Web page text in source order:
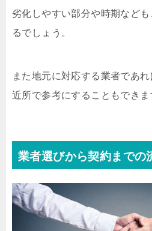
劣化しやすい部分や時期など
るでしょう。
また地元に対応する業者であ
近所で参考にすることもできま
業者選びから契約までの